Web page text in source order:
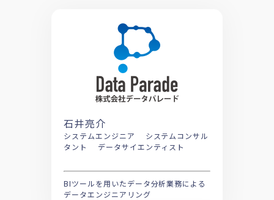
石井亮介
システムエンジニア システムコンサル
タント データサイエンティスト
BIツールを用いたデータ分析業務による
データエンジニアリング